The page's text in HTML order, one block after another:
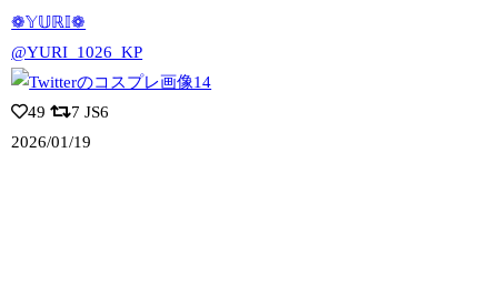
❁𝕐𝕌ℝ𝕀❁
@YURI_1026_KP
49 7 JS6
2026/01/19